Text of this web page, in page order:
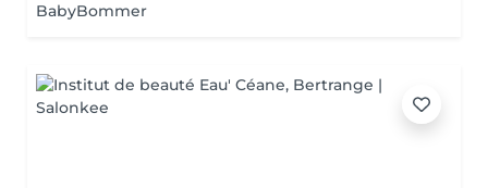
BabyBommer